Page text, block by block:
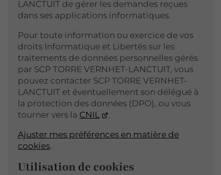
LANCTUIT de gérer les demandes reçues
dans ses applications informatiques.
Pour toute information ou exercice de vos
droits Informatique et Libertés sur les
traitements de données personnelles gérés
par SCP TORRE VERNHET-LANCTUIT, vous
pouvez contacter SCP TORRE VERNHET-
LANCTUIT et éventuellement son délégué à
la protection des données (DPO), ou vous
tourner vers la CNIL
.
Ajuster mes préférences en matière de
cookies.
Utilisation de cookies